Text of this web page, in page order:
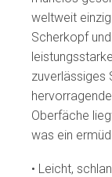
weltweit
Scherkopf
zuverlässiges
Oberfäche
was ein
• Leicht,